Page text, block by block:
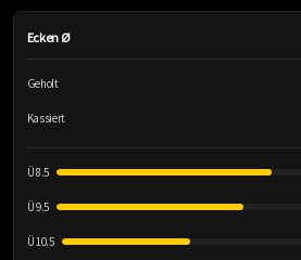
Ecken Ø
Geholt
Kassiert
Ü 8.5
Ü 9.5
Ü 10.5